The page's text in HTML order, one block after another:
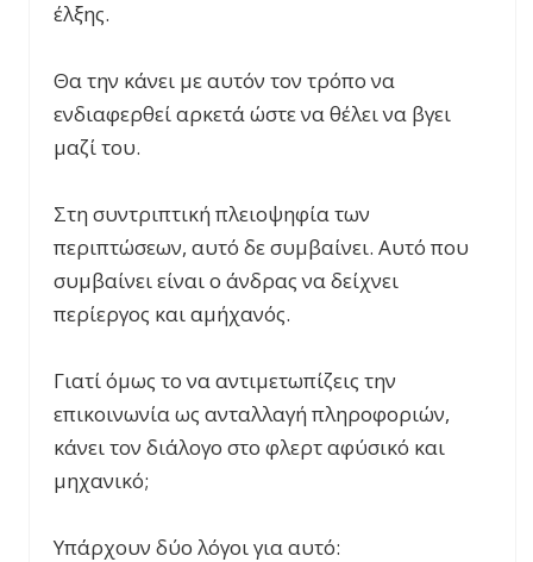
έλξης.
Θα την κάνει με αυτόν τον τρόπο να
ενδιαφερθεί αρκετά ώστε να θέλει να βγει
μαζί του.
Στη συντριπτική πλειοψηφία των
περιπτώσεων, αυτό δε συμβαίνει. Αυτό που
συμβαίνει είναι ο άνδρας να δείχνει
περίεργος και αμήχανός.
Γιατί όμως το να αντιμετωπίζεις την
επικοινωνία ως ανταλλαγή πληροφοριών,
κάνει τον διάλογο στο φλερτ αφύσικό και
μηχανικό;
Υπάρχουν δύο λόγοι για αυτό: